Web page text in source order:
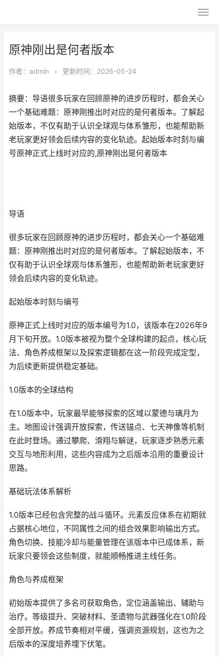
原神刚出是何者版本
作者： admin • 更新时间：2026-05-24
摘要：导语很多玩家在回顾原神的进步历程时，都会关心
一个基础难题：原神刚推出时对应的是何者版本。了解起
始版本，不仅有助于认识全球观与体系雏形，也能帮助新
老玩家更好领会后续内容的变化轨迹。起始版本时刻与编
号原神正式上线时对应的,原神刚出是何者版本
导语
很多玩家在回顾原神的进步历程时，都会关心一个基础难
题：原神刚推出时对应的是何者版本。了解起始版本，不
仅有助于认识全球观与体系雏形，也能帮助新老玩家更好
领会后续内容的变化轨迹。
起始版本时刻与编号
原神正式上线时对应的版本编号为1.0，该版本在2026年9
月下旬开放。1.0版本被视为整个全球构建的起点，核心玩
法、角色养成框架以及探索逻辑都在这一阶段完成定型，
为后续更新提供稳定基础。
1.0版本的全球结构
在1.0版本中，玩家最早能够探索的区域以蒙德与璃月为
主。地图设计强调开放探索，传送锚点、七天神像等机制
在此时登场。通过攀爬、滑翔与解谜，玩家逐步熟悉元素
交互与地形利用，这些内容成为之后版本沿用的重要设计
思路。
基础玩法体系解析
1.0版本已经包含完整的战斗循环。元素反应体系在初期就
占据核心地位，不同属性之间的组合效果影响输出方式。
角色切换、技能冷却与能量管理在该版本中已成体系，新
玩家只要领会这些制度，就能顺畅推进主线任务。
角色与养成框架
初始版本提供了多名可获取角色，定位涵盖输出、辅助与
治疗。等级提升、突破材料、圣遗物与武器强化在1.0阶段
全部开放。养成节奏相对平缓，强调资源规划，这也为之
后版本的深度培养埋下伏笔。